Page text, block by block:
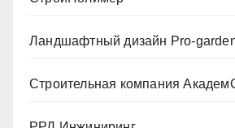
Ландшафтный дизайн Pro-
Строительная компания